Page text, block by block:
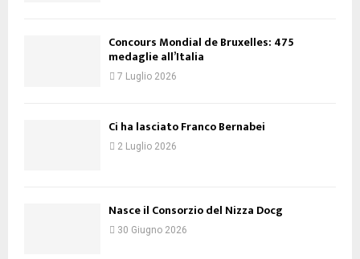
Concours Mondial de Bruxelles: 475
medaglie all’Italia
7 Luglio 2026
Ci ha lasciato Franco Bernabei
2 Luglio 2026
Nasce il Consorzio del Nizza Docg
30 Giugno 2026